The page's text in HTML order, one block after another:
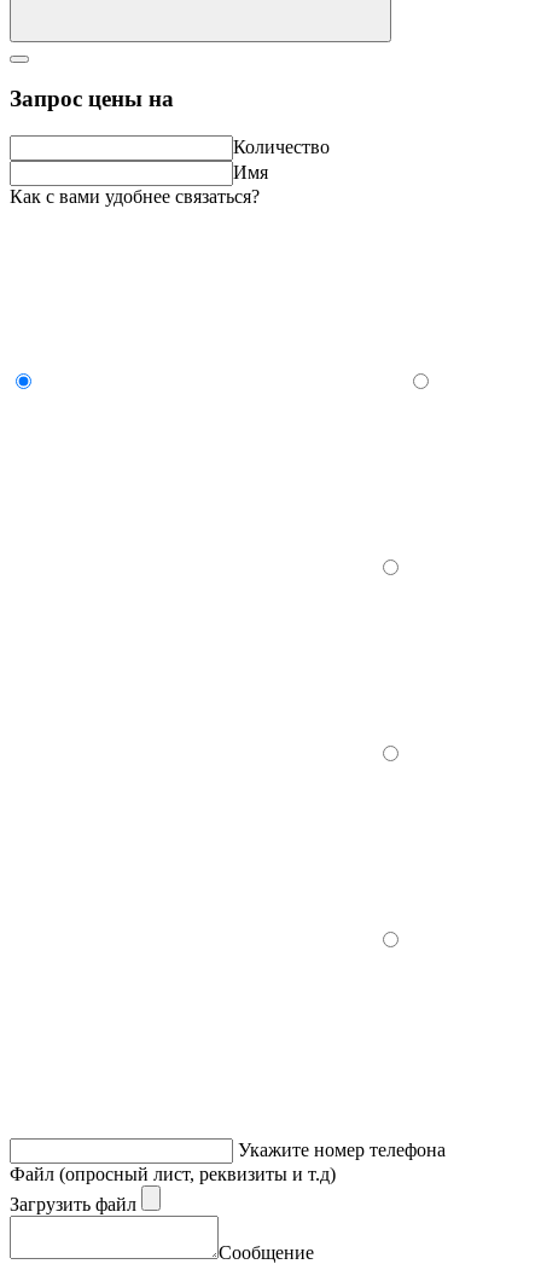
Запрос цены на
Количество
Имя
Как с вами удобнее связаться?
Укажите номер телефона
Файл (опросный лист, реквизиты и т.д)
Загрузить файл
Сообщение